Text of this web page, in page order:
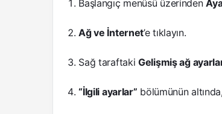
Başlangıç menüsü üzerinden
Ağ ve İnternet’e tıklayın.
Sağ taraftakiGelişmiş ağ
“İlgili ayarlar” bölümünün altında,